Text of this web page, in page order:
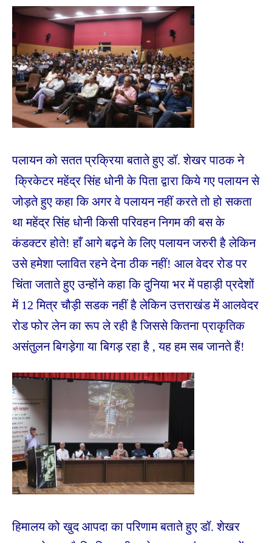
पलायन को सतत प्रक्रिया बताते हुए डॉ. शेखर पाठक ने
क्रिकेटर महेंद्र सिंह धोनी के पिता द्वारा किये गए पलायन से
जोड़ते हुए कहा कि अगर वे पलायन नहीं करते तो हो सकता
था महेंद्र सिंह धोनी किसी परिवहन निगम की बस के
कंडक्टर होते! हाँ आगे बढ़ने के लिए पलायन जरुरी है लेकिन
उसे हमेशा प्लावित रहने देना ठीक नहीं! आल वेदर रोड पर
चिंता जताते हुए उन्होंने कहा कि दुनिया भर में पहाड़ी प्रदेशों
में 12 मित्र चौड़ी सडक नहीं है लेकिन उत्तराखंड में आलवेदर
रोड फोर लेन का रूप ले रही है जिससे कितना प्राकृतिक
असंतुलन बिगड़ेगा या बिगड़ रहा है , यह हम सब जानते हैं!
हिमालय को खुद आपदा का परिणाम बताते हुए डॉ. शेखर